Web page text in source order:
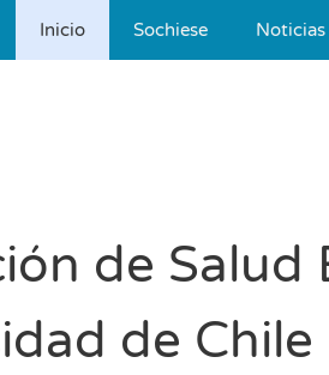
Inicio Sochiese
de
de Chile